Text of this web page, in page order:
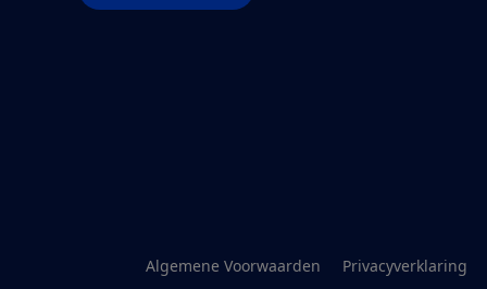
Algemene Voorwaarden Privacyverklaring